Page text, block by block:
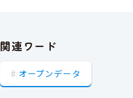
関連ワード
オープンデータ